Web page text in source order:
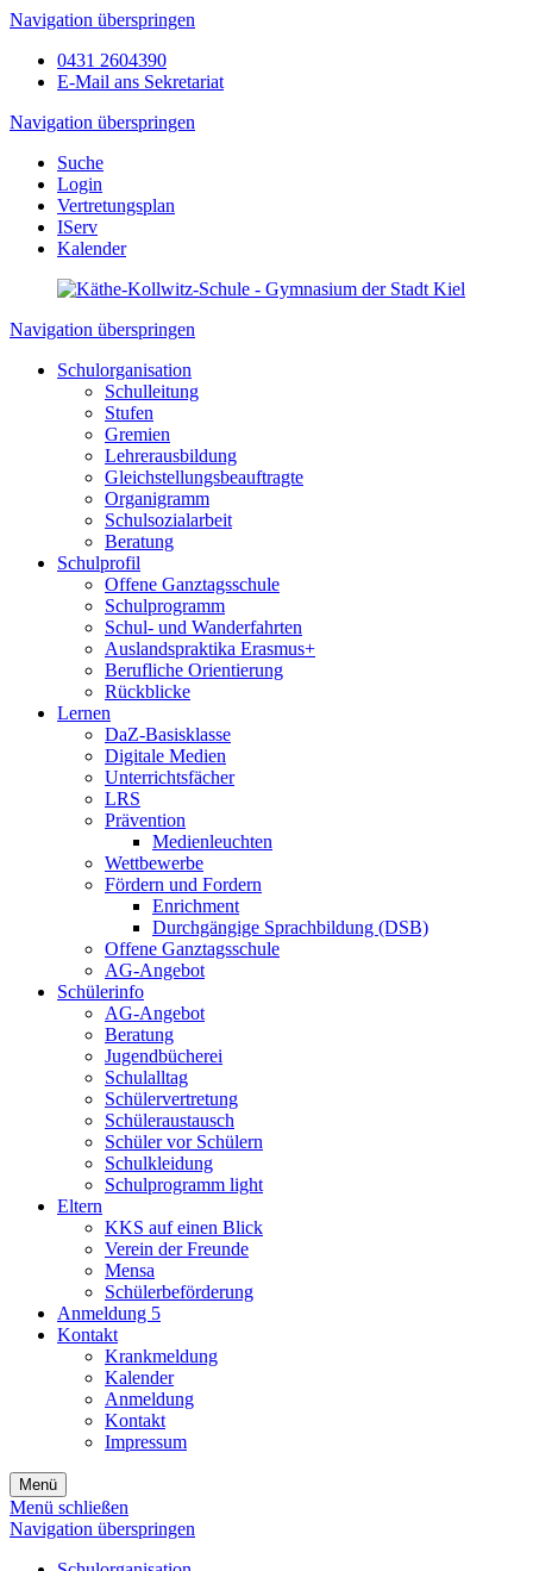
Navigation überspringen
0431 2604390
E-Mail ans Sekretariat
Navigation überspringen
Suche
Login
Vertretungsplan
IServ
Kalender
Navigation überspringen
Schulorganisation
Schulleitung
Stufen
Gremien
Lehrerausbildung
Gleichstellungsbeauftragte
Organigramm
Schulsozialarbeit
Beratung
Schulprofil
Offene Ganztagsschule
Schulprogramm
Schul- und Wanderfahrten
Auslandspraktika Erasmus+
Berufliche Orientierung
Rückblicke
Lernen
DaZ-Basisklasse
Digitale Medien
Unterrichtsfächer
LRS
Prävention
Medienleuchten
Wettbewerbe
Fördern und Fordern
Enrichment
Durchgängige Sprachbildung (DSB)
Offene Ganztagsschule
AG-Angebot
Schülerinfo
AG-Angebot
Beratung
Jugendbücherei
Schulalltag
Schülervertretung
Schüleraustausch
Schüler vor Schülern
Schulkleidung
Schulprogramm light
Eltern
KKS auf einen Blick
Verein der Freunde
Mensa
Schülerbeförderung
Anmeldung 5
Kontakt
Krankmeldung
Kalender
Anmeldung
Kontakt
Impressum
Menü
Menü schließen
Navigation überspringen